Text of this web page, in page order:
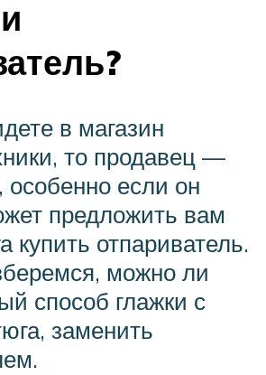
в магазин
то продавец —
особенно если он
предложить вам
купить отпариватель.
можно ли
способ глажки с
заменить